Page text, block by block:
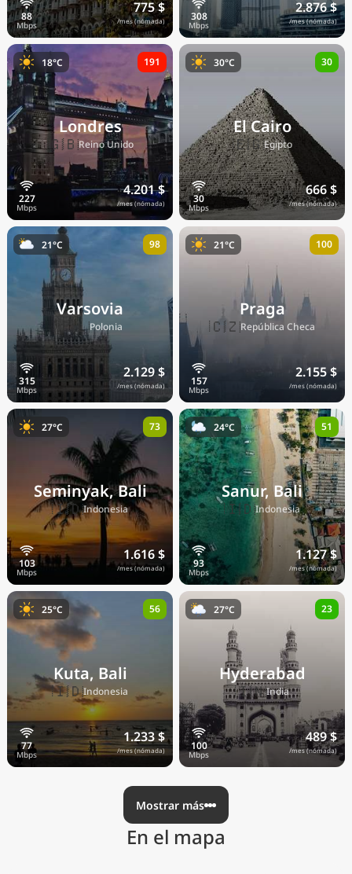
775 $
/mes (nómada)
2.876 $
/mes (nómada)
Londres
🇬🇧Reino Unido
4.201 $
/mes (nómada)
18°C 191
El Cairo
🇪🇬Egipto
666 $
/mes (nómada)
30°C 30
Varsovia
🇵🇱Polonia
2.129 $
/mes (nómada)
21°C 98
Praga
🇨🇿República Checa
2.155 $
/mes (nómada)
21°C 100
Seminyak, Bali
🇮🇩Indonesia
1.616 $
/mes (nómada)
27°C 73
Sanur, Bali
🇮🇩Indonesia
1.127 $
/mes (nómada)
24°C 51
Kuta, Bali
🇮🇩Indonesia
1.233 $
/mes (nómada)
25°C 56
Hyderabad
🇮🇳India
489 $
/mes (nómada)
27°C 23
Mostrar más
En el mapa